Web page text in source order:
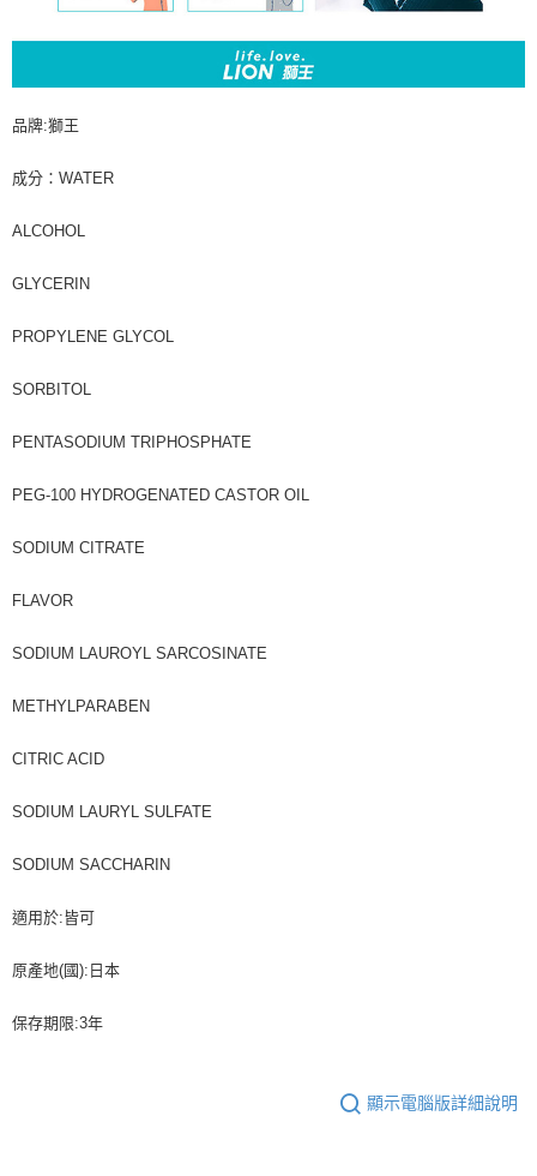
品牌:獅王
成分：WATER
ALCOHOL
GLYCERIN
PROPYLENE GLYCOL
SORBITOL
PENTASODIUM TRIPHOSPHATE
PEG-100 HYDROGENATED CASTOR OIL
SODIUM CITRATE
FLAVOR
SODIUM LAUROYL SARCOSINATE
METHYLPARABEN
CITRIC ACID
SODIUM LAURYL SULFATE
SODIUM SACCHARIN
適用於:皆可
原產地(國):日本
保存期限:3年
顯示電腦版詳細說明